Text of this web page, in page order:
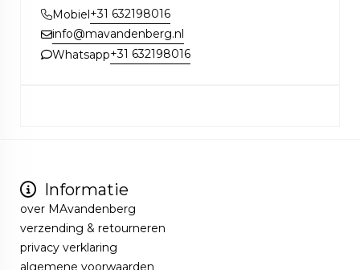
Mobiel+31 632198016
info@mavandenberg.nl
Whatsapp+31 632198016
Informatie
over MAvandenberg
verzending & retourneren
privacy verklaring
algemene voorwaarden